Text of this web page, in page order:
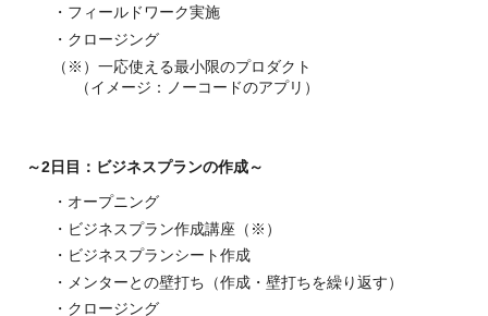
・フィールドワーク実施
・クロージング
（※）一応使える最小限のプロダクト
（イメージ：ノーコードのアプリ）
～2日目：ビジネスプランの作成～
・オープニング
・ビジネスプラン作成講座（※）
・ビジネスプランシート作成
・メンターとの壁打ち（作成・壁打ちを繰り返す）
・クロージング